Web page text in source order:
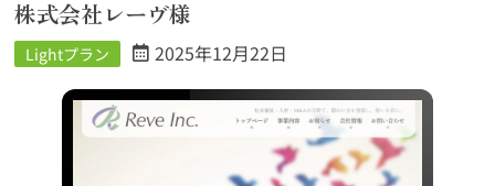
株式会社レーヴ様
Lightプラン 2025年12月22日